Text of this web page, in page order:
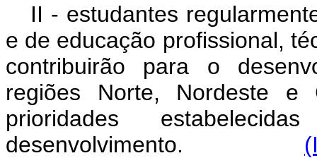
II - estudantes
e de educação profissional,
contribuirão para o
regiões Norte, Nordeste e
prioridades
desenvolvimento.